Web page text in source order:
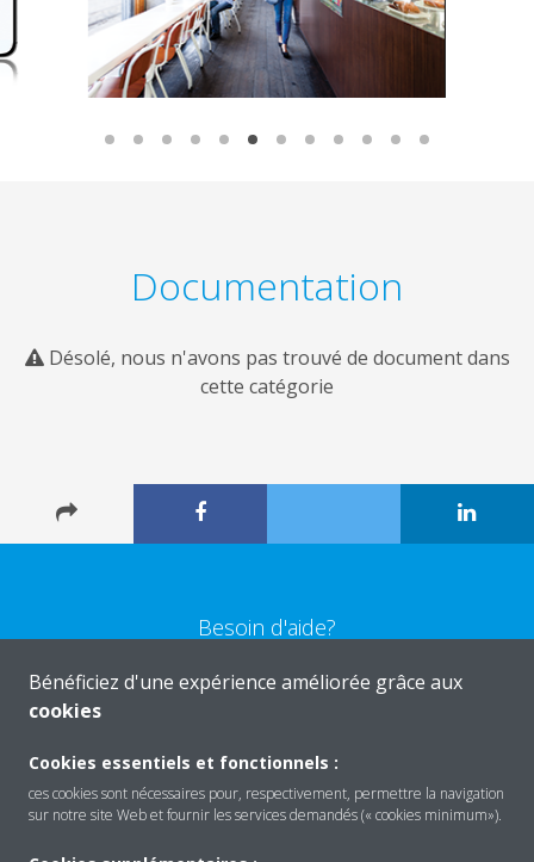
Documentation
Désolé, nous n'avons pas trouvé de document dans
cette catégorie
Besoin d'aide?
CONTACTEZ-NOUS
Bénéficiez d'une expérience améliorée grâce aux
cookies
Cookies essentiels et fonctionnels :
ces cookies sont nécessaires pour, respectivement, permettre la navigation
sur notre site Web et fournir les services demandés (« cookies minimum»).